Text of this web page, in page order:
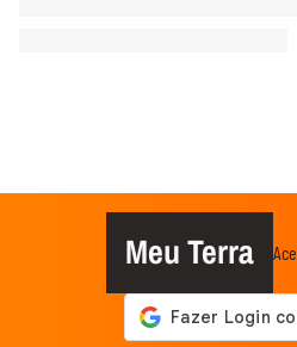
Meu Terra